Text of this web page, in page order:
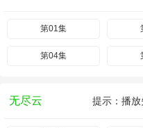
第01集
第04集
无尽云 提示：播